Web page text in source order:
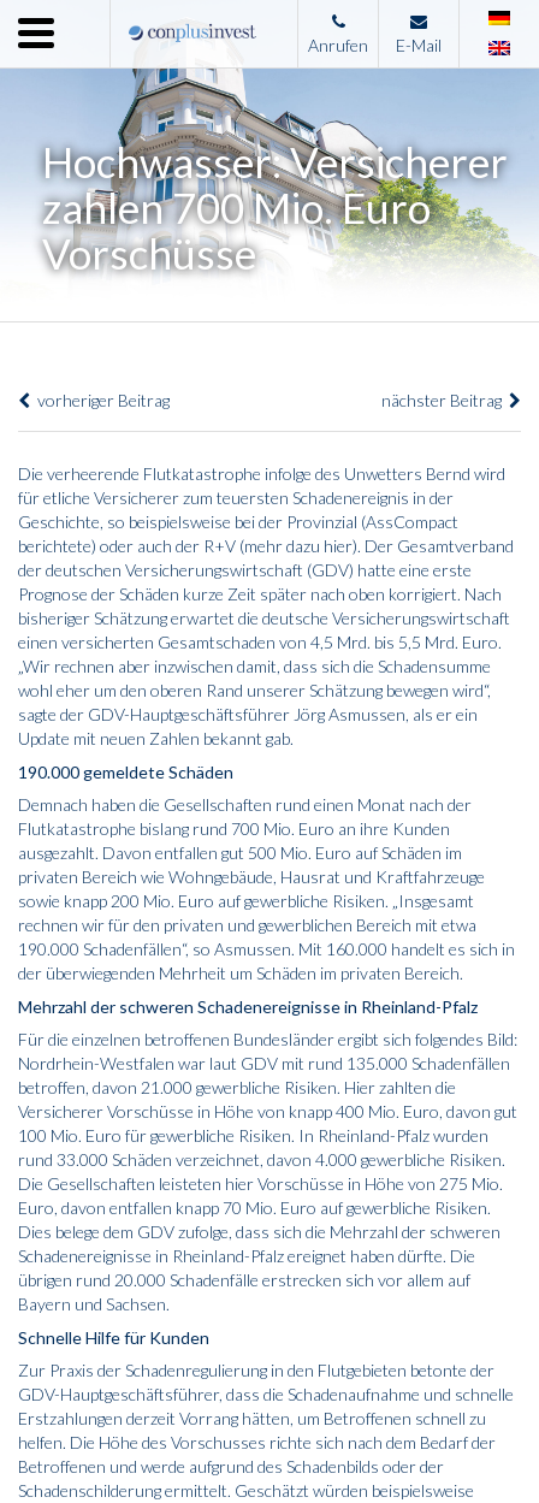
Menu
Home
Unternehmen
Leistungen
Immobilienangebote
News
Impressum
Anrufen E-Mail
Hochwasser: Versicherer
zahlen 700 Mio. Euro
Vorschüsse
vorheriger Beitrag nächster Beitrag
Die verheerende Flutkatastrophe infolge des Unwetters Bernd wird
für etliche Versicherer zum teuersten Schadenereignis in der
Geschichte, so beispielsweise bei der Provinzial (AssCompact
berichtete) oder auch der R+V (mehr dazu hier). Der Gesamtverband
der deutschen Versicherungswirtschaft (GDV) hatte eine erste
Prognose der Schäden kurze Zeit später nach oben korrigiert. Nach
bisheriger Schätzung erwartet die deutsche Versicherungswirtschaft
einen versicherten Gesamtschaden von 4,5 Mrd. bis 5,5 Mrd. Euro.
„Wir rechnen aber inzwischen damit, dass sich die Schadensumme
wohl eher um den oberen Rand unserer Schätzung bewegen wird“,
sagte der GDV-Hauptgeschäftsführer Jörg Asmussen, als er ein
Update mit neuen Zahlen bekannt gab.
190.000 gemeldete Schäden
Demnach haben die Gesellschaften rund einen Monat nach der
Flutkatastrophe bislang rund 700 Mio. Euro an ihre Kunden
ausgezahlt. Davon entfallen gut 500 Mio. Euro auf Schäden im
privaten Bereich wie Wohngebäude, Hausrat und Kraftfahrzeuge
sowie knapp 200 Mio. Euro auf gewerbliche Risiken. „Insgesamt
rechnen wir für den privaten und gewerblichen Bereich mit etwa
190.000 Schadenfällen“, so Asmussen. Mit 160.000 handelt es sich in
der überwiegenden Mehrheit um Schäden im privaten Bereich.
Mehrzahl der schweren Schadenereignisse in Rheinland-Pfalz
Für die einzelnen betroffenen Bundesländer ergibt sich folgendes Bild:
Nordrhein-Westfalen war laut GDV mit rund 135.000 Schadenfällen
betroffen, davon 21.000 gewerbliche Risiken. Hier zahlten die
Versicherer Vorschüsse in Höhe von knapp 400 Mio. Euro, davon gut
100 Mio. Euro für gewerbliche Risiken. In Rheinland-Pfalz wurden
rund 33.000 Schäden verzeichnet, davon 4.000 gewerbliche Risiken.
Die Gesellschaften leisteten hier Vorschüsse in Höhe von 275 Mio.
Euro, davon entfallen knapp 70 Mio. Euro auf gewerbliche Risiken.
Dies belege dem GDV zufolge, dass sich die Mehrzahl der schweren
Schadenereignisse in Rheinland-Pfalz ereignet haben dürfte. Die
übrigen rund 20.000 Schadenfälle erstrecken sich vor allem auf
Bayern und Sachsen.
Schnelle Hilfe für Kunden
Zur Praxis der Schadenregulierung in den Flutgebieten betonte der
GDV-Hauptgeschäftsführer, dass die Schadenaufnahme und schnelle
Erstzahlungen derzeit Vorrang hätten, um Betroffenen schnell zu
helfen. Die Höhe des Vorschusses richte sich nach dem Bedarf der
Betroffenen und werde aufgrund des Schadenbilds oder der
Schadenschilderung ermittelt. Geschätzt würden beispielsweise